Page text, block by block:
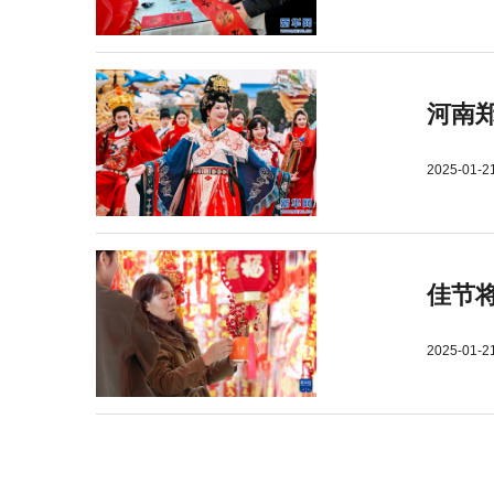
河南
2025-01-
佳节
2025-01-